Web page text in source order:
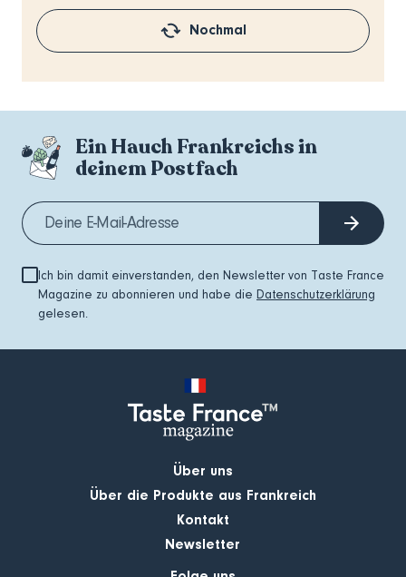
Nochmal
Ein Hauch Frankreichs in
deinem Postfach
Ich bin damit einverstanden, den Newsletter von Taste France
Magazine zu abonnieren und habe die Datenschutzerklärung
gelesen.
Über uns
Über die Produkte aus Frankreich
Kontakt
Newsletter